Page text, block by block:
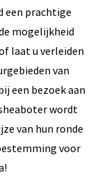
een prachtige
mogelijkheid
laat u verleiden
van
een bezoek aan
wordt
van hun ronde
voor